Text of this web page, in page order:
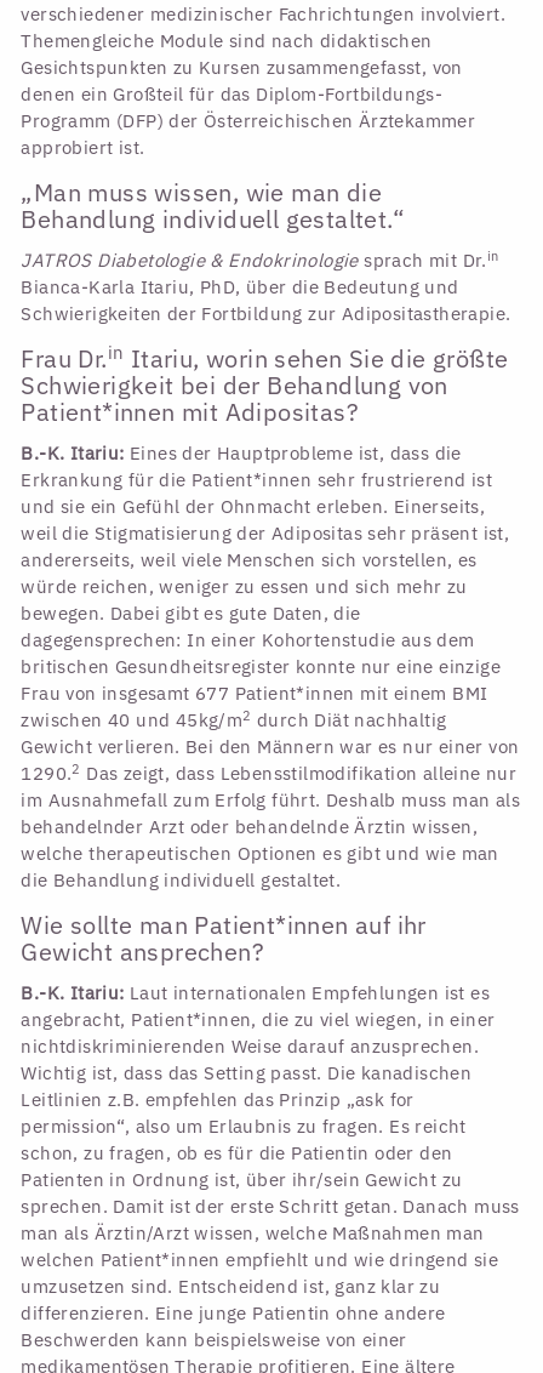
verschiedener medizinischer Fachrichtungen involviert.
Themengleiche Module sind nach didaktischen
Gesichtspunkten zu Kursen zusammengefasst, von
denen ein Großteil für das Diplom-Fortbildungs-
Programm (DFP) der Österreichischen Ärztekammer
approbiert ist.
„Man muss wissen, wie man die
Behandlung individuell gestaltet.“
JATROS Diabetologie & Endokrinologiesprach mit Dr. in
Bianca-Karla Itariu, PhD, über die Bedeutung und
Schwierigkeiten der Fortbildung zur Adipositastherapie.
Frau Dr.in Itariu, worin sehen Sie die größte
Schwierigkeit bei der Behandlung von
Patient*innen mit Adipositas?
B.-K. Itariu: Eines der Hauptprobleme ist, dass die
Erkrankung für die Patient*innen sehr frustrierend ist
und sie ein Gefühl der Ohnmacht erleben. Einerseits,
weil die Stigmatisierung der Adipositas sehr präsent ist,
andererseits, weil viele Menschen sich vorstellen, es
würde reichen, weniger zu essen und sich mehr zu
bewegen. Dabei gibt es gute Daten, die
dagegensprechen: In einer Kohortenstudie aus dem
britischen Gesundheitsregister konnte nur eine einzige
Frau von insgesamt 677 Patient*innen mit einem BMI
zwischen 40 und 45kg/m2 durch Diät nachhaltig
Gewicht verlieren. Bei den Männern war es nur einer von
1290.2 Das zeigt, dass Lebensstilmodifikation alleine nur
im Ausnahmefall zum Erfolg führt. Deshalb muss man als
behandelnder Arzt oder behandelnde Ärztin wissen,
welche therapeutischen Optionen es gibt und wie man
die Behandlung individuell gestaltet.
Wie sollte man Patient*innen auf ihr
Gewicht ansprechen?
B.-K. Itariu: Laut internationalen Empfehlungen ist es
angebracht, Patient*innen, die zu viel wiegen, in einer
nichtdiskriminierenden Weise darauf anzusprechen.
Wichtig ist, dass das Setting passt. Die kanadischen
Leitlinien z.B. empfehlen das Prinzip „ask for
permission“, also um Erlaubnis zu fragen. Es reicht
schon, zu fragen, ob es für die Patientin oder den
Patienten in Ordnung ist, über ihr/sein Gewicht zu
sprechen. Damit ist der erste Schritt getan. Danach muss
man als Ärztin/Arzt wissen, welche Maßnahmen man
welchen Patient*innen empfiehlt und wie dringend sie
umzusetzen sind. Entscheidend ist, ganz klar zu
differenzieren. Eine junge Patientin ohne andere
Beschwerden kann beispielsweise von einer
medikamentösen Therapie profitieren. Eine ältere